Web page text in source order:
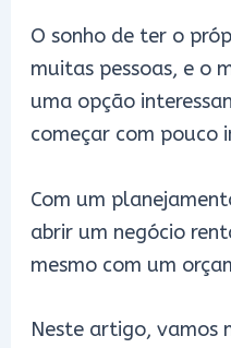
O sonho de ter o
muitas pessoas, e o
uma opção
começar com pouco
Com um
abrir um negócio
mesmo com um
Neste artigo, vamos